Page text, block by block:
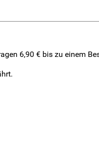
6,90 € bis zu einem